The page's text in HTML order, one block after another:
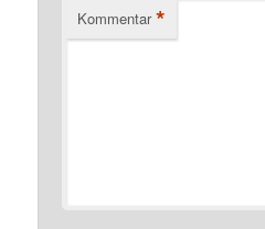
Kommentar *